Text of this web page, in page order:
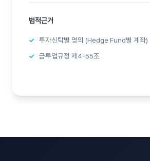
법적근거
투자신탁별 명의 (Hedge Fund별 계좌)
금투업규정 제4-55조